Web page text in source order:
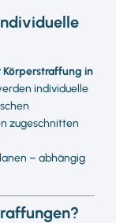
in
individuelle
zugeschnitten
– abhängig